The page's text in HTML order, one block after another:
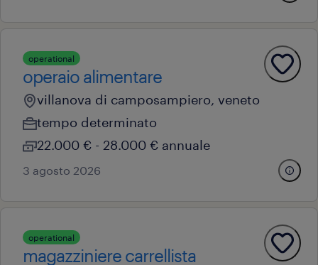
operational
operaio alimentare
villanova di camposampiero, veneto
tempo determinato
22.000 € - 28.000 € annuale
3 agosto 2026
operational
magazziniere carrellista